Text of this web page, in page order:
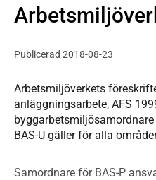
Publicerad 2018-08-23
Arbetsmiljöverkets
anläggningsarbete, AFS
BAS-U gäller för alla
Samordnare för BAS-P